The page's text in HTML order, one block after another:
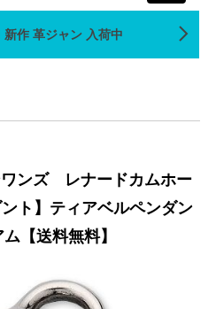
作 革ジャン 入荷中
ンズ レナードカムホー
ト】ティアベルペンダン
【送料無料】